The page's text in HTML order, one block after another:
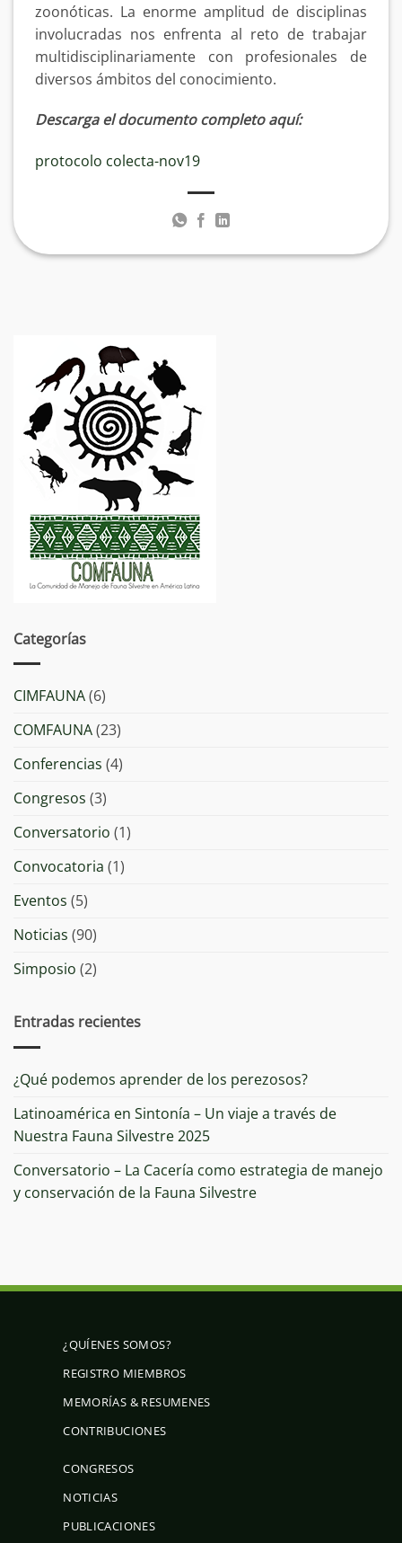
zoonóticas. La enorme amplitud de disciplinas
involucradas nos enfrenta al reto de trabajar
multidisciplinariamente con profesionales de
diversos ámbitos del conocimiento.
Descarga el documento completo aquí:
protocolo colecta-nov19
Categorías
CIMFAUNA(6)
COMFAUNA(23)
Conferencias (4)
Congresos (3)
Conversatorio (1)
Convocatoria (1)
Eventos (5)
Noticias (90)
Simposio (2)
Entradas recientes
¿Qué podemos aprender de los perezosos?
Latinoamérica en Sintonía – Un viaje a través de
Nuestra Fauna Silvestre 2025
Conversatorio – La Cacería como estrategia de manejo
y conservación de la Fauna Silvestre
¿QUÍENES SOMOS?
REGISTRO MIEMBROS
MEMORÍAS & RESUMENES
CONTRIBUCIONES
CONGRESOS
NOTICIAS
PUBLICACIONES